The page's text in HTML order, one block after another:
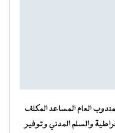
العام المساعد المكلف
والسلم المدني وتوفير